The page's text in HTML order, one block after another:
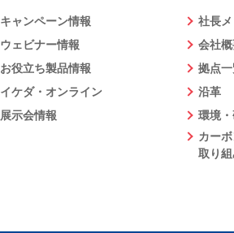
キャンペーン情報
ウェビナー情報
お役立ち製品情報
イケダ・オンライン
展示会情報
社長
会社
拠点
沿革
環境
カー
取り